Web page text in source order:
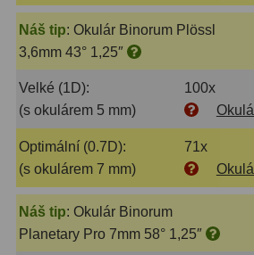
Náš tip: Okulár Binorum Plössl
3,6mm 43° 1,25″
Velké (1D):
100x
(s okulárem 5 mm)
Optimální (0.7D):
71x
(s okulárem 7 mm)
Náš tip: Okulár Binorum
Planetary Pro 7mm 58° 1,25″